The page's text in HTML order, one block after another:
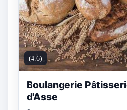
(4.6)
Boulangerie
d'Asse